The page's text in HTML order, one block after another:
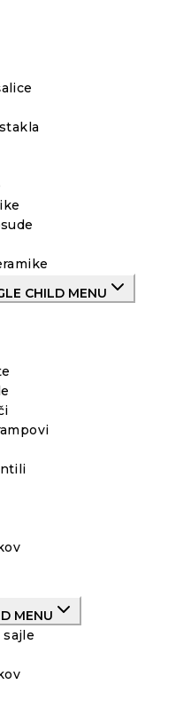
CHILD MENU
MENU